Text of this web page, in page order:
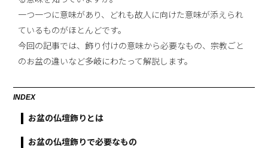
一つ一つに意味があり、どれも故人に向けた意味が添えられ
ているものがほとんどです。
今回の記事では、飾り付けの意味から必要なもの、宗教ごと
のお盆の違いなど多岐にわたって解説します。
INDEX
お盆の仏壇飾りとは
お盆の仏壇飾りで必要なもの